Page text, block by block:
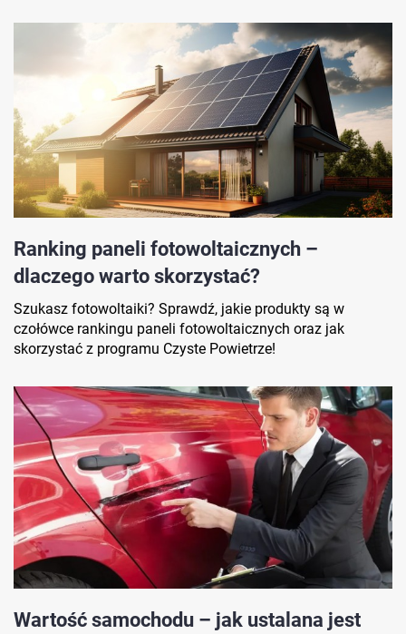
Ranking paneli fotowoltaicznych –
dlaczego warto skorzystać?
Szukasz fotowoltaiki? Sprawdź, jakie produkty są w
czołówce rankingu paneli fotowoltaicznych oraz jak
skorzystać z programu Czyste Powietrze!
Wartość samochodu – jak ustalana jest